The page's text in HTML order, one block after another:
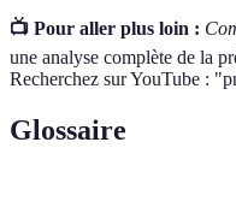
📺 Pour aller plus loin :
une analyse complète de la
Recherchez sur YouTube :
Glossaire